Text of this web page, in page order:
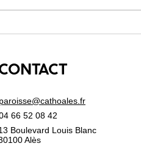
paroisse@cathoales.fr
66 52 08 42
Boulevard Louis Blanc
Alès